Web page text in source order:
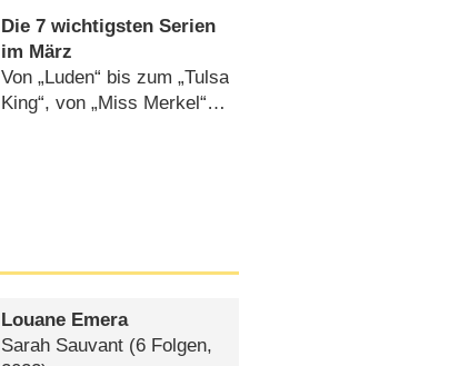
(03.03.2023)
Die 7 wichtigsten Serien
im März
Von „Luden“ bis zum „Tulsa
King“, von „Miss Merkel“
Louane Emera
Sarah Sauvant(6 Folgen,